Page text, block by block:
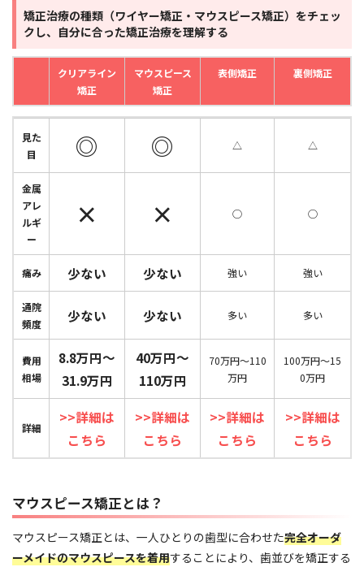
矯正治療の種類（ワイヤー矯正・マウスピース矯正）をチェッ
クし、自分に合った矯正治療を理解する
クリアライン
矯正
マウスピース
矯正
表側矯正 裏側矯正
矯正
矯正
見た
目
◎ ◎ △ △
金属
アレ
ルギ
ー
× × ◯ ◯
痛み 少ない 少ない 強い 強い
通院
頻度
少ない 少ない 多い 多い
費用
相場
8.8万円〜
31.9万円
40万円〜
110万円
70万円〜110
万円
100万円〜15
0万円
詳細
>>詳細は
こちら
>>詳細は
こちら
>>詳細は
こちら
>>詳細は
こちら
マウスピース矯正とは？
マウスピース矯正とは、一人ひとりの歯型に合わせた完全オーダ
ーメイドのマウスピースを着用することにより、歯並びを矯正する